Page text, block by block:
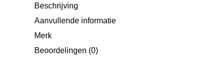
Beschrijving
Aanvullende informatie
Merk
Beoordelingen (0)